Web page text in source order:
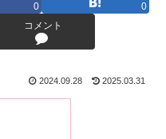
0
0
コメント
2024.09.28 2025.03.31